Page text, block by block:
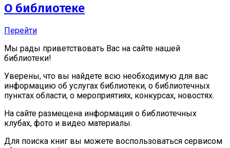
О библиотеке
Перейти
Мы рады приветствовать Вас на сайте нашей
библиотеки!
Уверены, что вы найдете всю необходимую для вас
информацию об услугах библиотеки, о библиотечных
пунктах области, о мероприятиях, конкурсах, новостях.
На сайте размещена информация о библиотечных
клубах, фото и видео материалы.
Для поиска книг вы можете воспользоваться сервисом